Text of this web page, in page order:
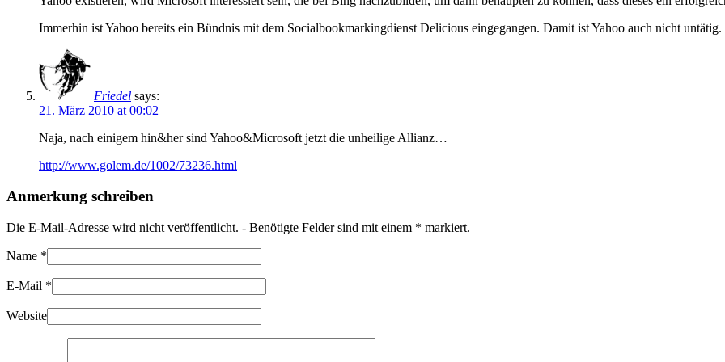
Immerhin ist Yahoo bereits ein Bündnis mit dem Socialbookmarkingdienst Delicious eingegangen. Damit ist Yahoo auch nicht untätig.
Friedel says:
21. März 2010 at 00:02
Naja, nach einigem hin&her sind Yahoo&Microsoft jetzt die unheilige Allianz…
http://www.golem.de/1002/73236.html
Anmerkung schreiben
Die E-Mail-Adresse wird nicht veröffentlicht. - Benötigte Felder sind mit einem * markiert.
Name *
E-Mail *
Website